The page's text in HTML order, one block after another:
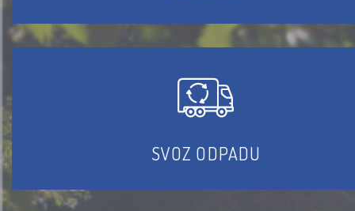
SVOZ ODPADU